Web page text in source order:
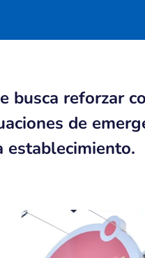
busca reforzar
de
establecimiento.